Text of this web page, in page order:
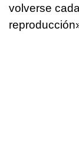
volverse